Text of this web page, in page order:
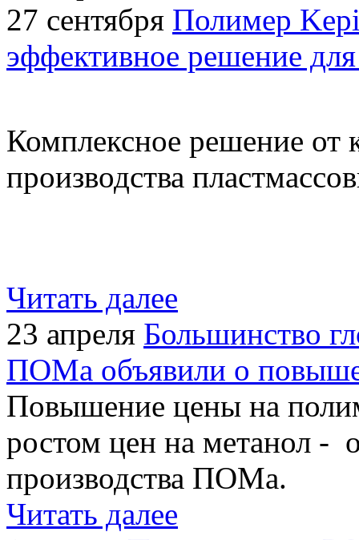
27 сентября Полимер
эффективное решение
Комплексное решение
производства
Читать далее
23 апреля Большинство
ПОМа объявили о
Повышение цены на
ростом цен на метанол -
производства ПОМа.
Читать далее